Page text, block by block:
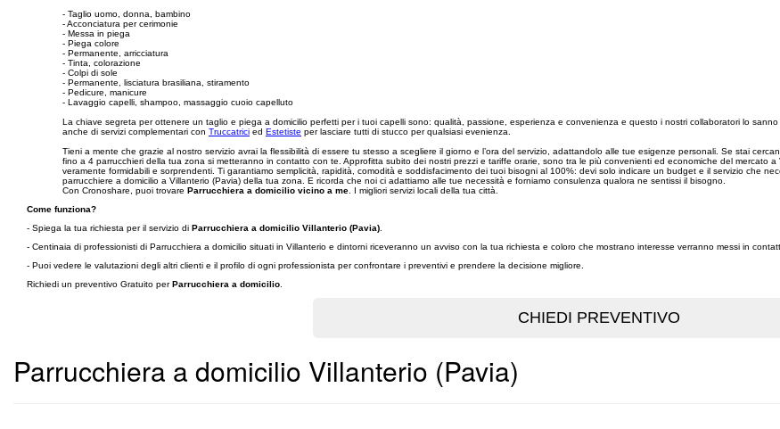
- Taglio uomo, donna, bambino
- Acconciatura per cerimonie
- Messa in piega
- Piega colore
- Permanente, arricciatura
- Tinta, colorazione
- Colpi di sole
- Permanente, lisciatura brasiliana, stiramento
- Pedicure, manicure
- Lavaggio capelli, shampoo, massaggio cuoio capelluto
La chiave segreta per ottenere un taglio e piega a domicilio perfetti per i tuoi capelli sono: qualità, passione, esperienza e convenienza e questo i nostri collaboratori lo
anche di servizi complementari con Truccatrici ed Estetiste per lasciare tutti di stucco per qualsiasi evenienza.
Tieni a mente che grazie al nostro servizio avrai la flessibilità di essere tu stesso a scegliere il giorno e l’ora del servizio, adattandolo alle tue esigenze personali. Se stai
fino a 4 parrucchieri della tua zona si metteranno in contatto con te. Approfitta subito dei nostri prezzi e tariffe orarie, sono tra le più convenienti ed economiche del mercato
veramente formidabili e sorprendenti. Ti garantiamo semplicità, rapidità, comodità e soddisfacimento dei tuoi bisogni al 100%: devi solo indicare un budget e il servizio che
parrucchiere a domicilio a Villanterio (Pavia) della tua zona. E ricorda che noi ci adattiamo alle tue necessità e forniamo consulenza qualora ne sentissi il bisogno.
Con Cronoshare, puoi trovare Parrucchiera a domicilio vicino a me . I migliori servizi locali della tua città.
Come funziona?
- Spiega la tua richiesta per il servizio di Parrucchiera a domicilio Villanterio (Pavia)
- Centinaia di professionisti di Parrucchiera a domicilio situati in Villanterio e dintorni riceveranno un avviso con la tua richiesta e coloro che mostrano interesse verranno messi in
- Puoi vedere le valutazioni degli altri clienti e il profilo di ogni professionista per confrontare i preventivi e prendere la decisione migliore.
Richiedi un preventivo Gratuito perParrucchiera a domicilio
Parrucchiera a domicilio Villanterio (Pavia)